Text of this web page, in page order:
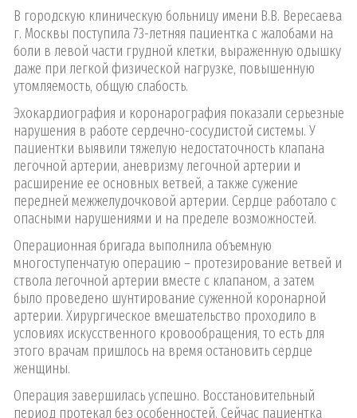
В городскую клиническую больницу имени В.В. Вересаева
г. Москвы поступила 73-летняя пациентка с жалобами на
боли в левой части грудной клетки, выраженную одышку
даже при легкой физической нагрузке, повышенную
утомляемость, общую слабость.
Эхокардиография и коронарография показали серьезные
нарушения в работе сердечно-сосудистой системы. У
пациентки выявили тяжелую недостаточность клапана
легочной артерии, аневризму легочной артерии и
расширение ее основных ветвей, а также сужение
передней межжелудочковой артерии. Сердце работало с
опасными нарушениями и на пределе возможностей.
Операционная бригада выполнила объемную
многоступенчатую операцию – протезирование ветвей и
ствола легочной артерии вместе с клапаном, а затем
было проведено шунтирование суженной коронарной
артерии. Хирургическое вмешательство проходило в
условиях искусственного кровообращения, то есть для
этого врачам пришлось на время остановить сердце
женщины.
Операция завершилась успешно. Восстановительный
период протекал без особенностей. Сейчас пациентка